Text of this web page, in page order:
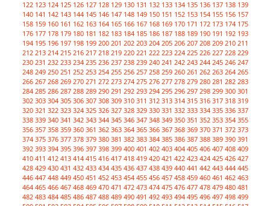
122 123 124 125 126 127 128 129 130 131 132 133 134 135 136 137 138 139
140 141 142 143 144 145 146 147 148 149 150 151 152 153 154 155 156 157
158 159 160 161 162 163 164 165 166 167 168 169 170 171 172 173 174 175
176 177 178 179 180 181 182 183 184 185 186 187 188 189 190 191 192 193
194 195 196 197 198 199 200 201 202 203 204 205 206 207 208 209 210 211
212 213 214 215 216 217 218 219 220 221 222 223 224 225 226 227 228 229
230 231 232 233 234 235 236 237 238 239 240 241 242 243 244 245 246 247
248 249 250 251 252 253 254 255 256 257 258 259 260 261 262 263 264 265
266 267 268 269 270 271 272 273 274 275 276 277 278 279 280 281 282 283
284 285 286 287 288 289 290 291 292 293 294 295 296 297 298 299 300 301
302 303 304 305 306 307 308 309 310 311 312 313 314 315 316 317 318 319
320 321 322 323 324 325 326 327 328 329 330 331 332 333 334 335 336 337
338 339 340 341 342 343 344 345 346 347 348 349 350 351 352 353 354 355
356 357 358 359 360 361 362 363 364 365 366 367 368 369 370 371 372 373
374 375 376 377 378 379 380 381 382 383 384 385 386 387 388 389 390 391
392 393 394 395 396 397 398 399 400 401 402 403 404 405 406 407 408 409
410 411 412 413 414 415 416 417 418 419 420 421 422 423 424 425 426 427
428 429 430 431 432 433 434 435 436 437 438 439 440 441 442 443 444 445
446 447 448 449 450 451 452 453 454 455 456 457 458 459 460 461 462 463
464 465 466 467 468 469 470 471 472 473 474 475 476 477 478 479 480 481
482 483 484 485 486 487 488 489 490 491 492 493 494 495 496 497 498 499